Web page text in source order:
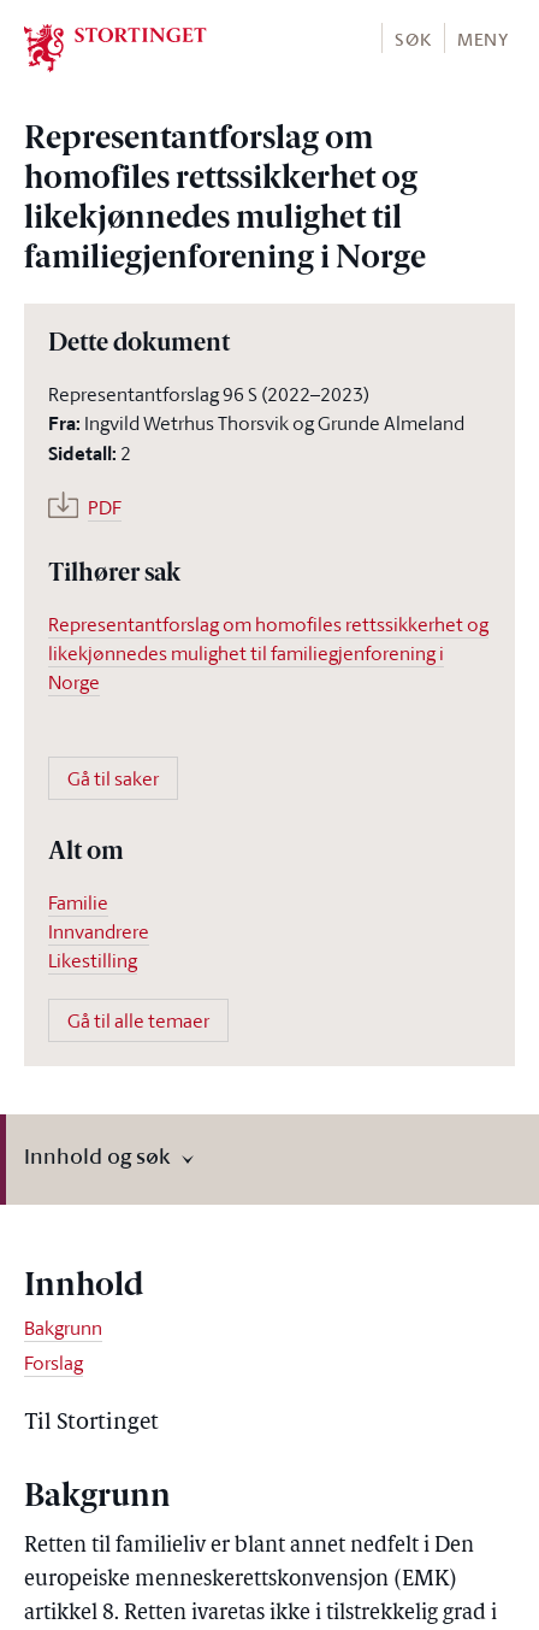
Stortinget.no
SØK MENY
Representantforslag om
homofiles rettssikkerhet og
likekjønnedes mulighet til
familiegjenforening i Norge
Dette dokument
Representantforslag 96 S (2022–2023)
Fra: Ingvild Wetrhus Thorsvik og Grunde Almeland
Sidetall: 2
PDF
Tilhører sak
Representantforslag om homofiles rettssikkerhet og
likekjønnedes mulighet til familiegjenforening i
Norge
Gå til saker
Alt om
Familie
Innvandrere
Likestilling
Gå til alle temaer
Innhold og søk
Innhold
Bakgrunn
Forslag
Til Stortinget
Bakgrunn
Retten til familieliv er blant annet nedfelt i Den
europeiske menneskerettskonvensjon (EMK)
artikkel 8. Retten ivaretas ikke i tilstrekkelig grad i